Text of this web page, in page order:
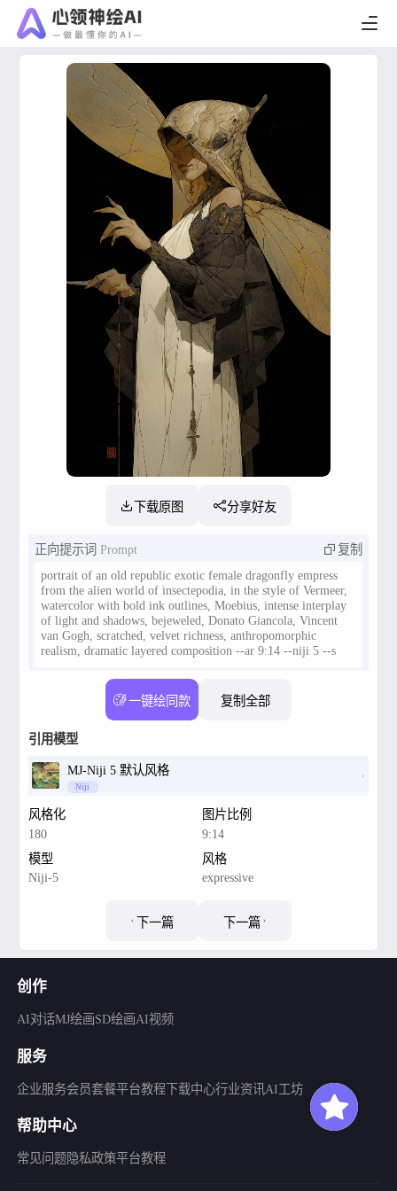
下载原图 分享好友
正向提示词 Prompt
复制
portrait of an old republic exotic female dragonfly empress
from the alien world of insectepodia, in the style of Vermeer,
watercolor with bold ink outlines, Moebius, intense interplay
of light and shadows, bejeweled, Donato Giancola, Vincent
van Gogh, scratched, velvet richness, anthropomorphic
realism, dramatic layered composition --ar 9:14 --niji 5 --s
一键绘同款 复制全部
引用模型
MJ-Niji 5 默认风格
Niji
风格化
180
图片比例
9:14
模型
Niji-5
风格
expressive
下一篇 下一篇
创作
AI对话MJ绘画SD绘画AI视频
服务
企业服务会员套餐平台教程 下载中心行业资讯AI工坊
帮助中心
常见问题隐私政策平台教程